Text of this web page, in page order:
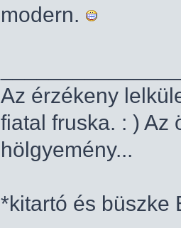
modern.
Az érzékeny
fiatal fruska. : ) Az
hölgyemény...
*kitartó és büszke